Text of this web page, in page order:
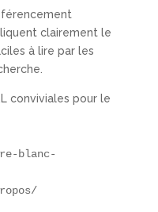
clairement le
à lire par les
conviviales pour le
blanc-